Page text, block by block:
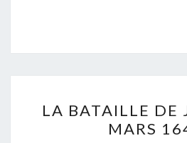
DE
LA BATAILLE DE
MARS